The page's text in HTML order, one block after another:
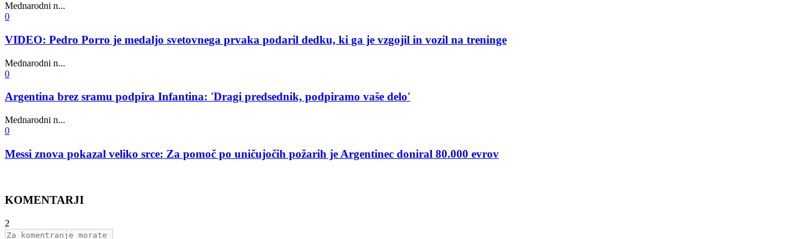
Mednarodni n...
0
VIDEO: Pedro Porro je medaljo svetovnega prvaka podaril dedku, ki ga je vzgojil in vozil na treninge
Mednarodni n...
0
Argentina brez sramu podpira Infantina: 'Dragi predsednik, podpiramo vaše delo'
Mednarodni n...
0
Messi znova pokazal veliko srce: Za pomoč po uničujočih požarih je Argentinec doniral 80.000 evrov
KOMENTARJI
2